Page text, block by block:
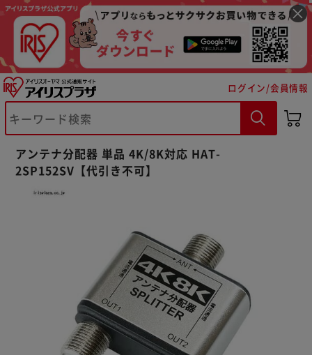
ログイン/会員情報
アンテナ分配器 単品 4K/8K対応 HAT-
2SP152SV【代引き不可】
※ご確認ください